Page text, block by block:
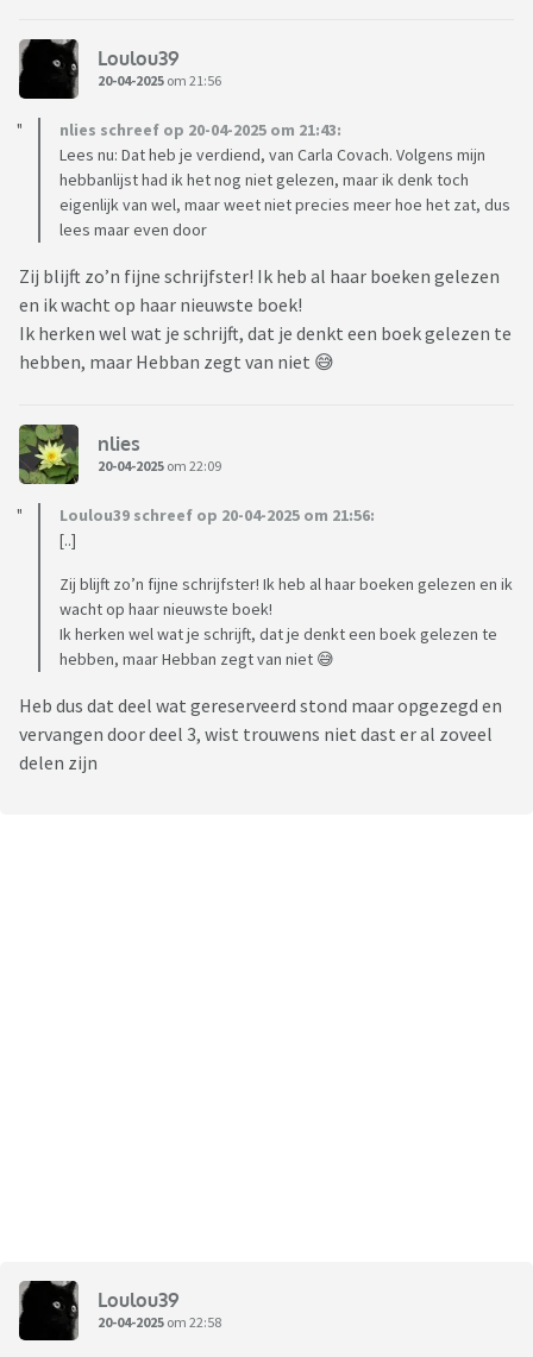
Loulou39
20-04-2025 om 21:56
nlies schreef op 20-04-2025 om 21:43:
Lees nu: Dat heb je verdiend, van Carla Covach. Volgens mijn
hebbanlijst had ik het nog niet gelezen, maar ik denk toch
eigenlijk van wel, maar weet niet precies meer hoe het zat, dus
lees maar even door
Zij blijft zo’n fijne schrijfster! Ik heb al haar boeken gelezen
en ik wacht op haar nieuwste boek!
Ik herken wel wat je schrijft, dat je denkt een boek gelezen te
hebben, maar Hebban zegt van niet 😅
nlies
20-04-2025 om 22:09
Loulou39 schreef op 20-04-2025 om 21:56:
[..]
Zij blijft zo’n fijne schrijfster! Ik heb al haar boeken gelezen en ik
wacht op haar nieuwste boek!
Ik herken wel wat je schrijft, dat je denkt een boek gelezen te
hebben, maar Hebban zegt van niet 😅
Heb dus dat deel wat gereserveerd stond maar opgezegd en
vervangen door deel 3, wist trouwens niet dast er al zoveel
delen zijn
Loulou39
20-04-2025 om 22:58